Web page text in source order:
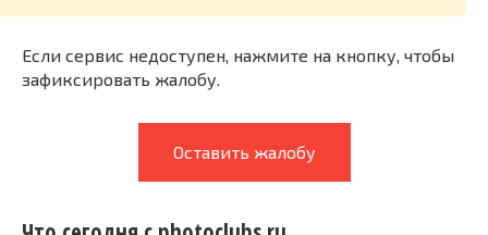
Если сервис недоступен, нажмите на кнопку, чтобы
зафиксировать жалобу.
Оставить жалобу